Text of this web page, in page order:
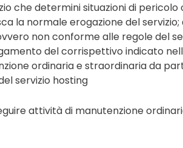
che determini situazioni di
la normale erogazione del servizio;
non conforme alle regole del
del corrispettivo indicato
ordinaria e straordinaria da
servizio hosting
attività di manutenzione